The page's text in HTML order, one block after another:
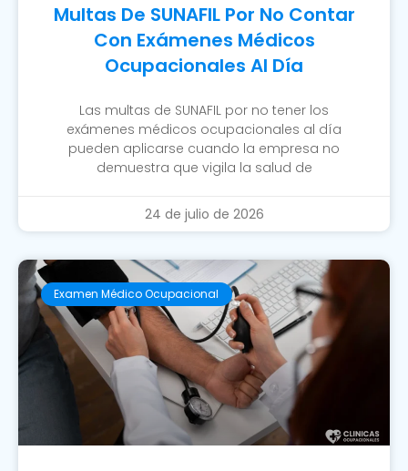
Multas De SUNAFIL Por No Contar
Con Exámenes Médicos
Ocupacionales Al Día
Las multas de SUNAFIL por no tener los
exámenes médicos ocupacionales al día
pueden aplicarse cuando la empresa no
demuestra que vigila la salud de
24 de julio de 2026
Examen Médico Ocupacional